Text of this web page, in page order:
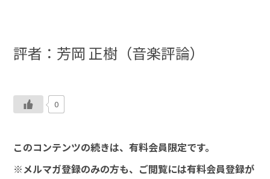
評者：芳岡 正樹（音楽評論）
0
このコンテンツの続きは、有料会員限定です。
※メルマガ登録のみの方も、ご閲覧には有料会員登録が